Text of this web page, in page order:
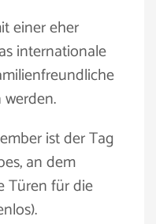
einer eher
internationale
ist der Tag
an dem
Türen für die